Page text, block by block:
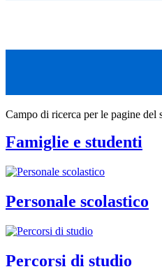
Campo di ricerca per le pagine del
Famiglie e studenti
Personale scolastico
Percorsi di studio